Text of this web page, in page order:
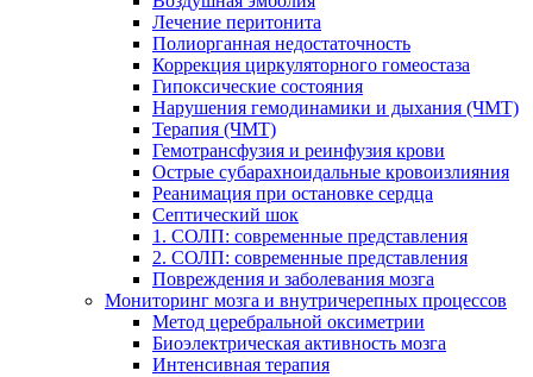
Лечение перитонита
Полиорганная недостаточность
Коррекция циркуляторного гомеостаза
Гипоксические состояния
Нарушения гемодинамики и дыхания (ЧМТ)
Терапия (ЧМТ)
Гемотрансфузия и реинфузия крови
Острые субарахноидальные кровоизлияния
Реанимация при остановке сердца
Септический шок
1. СОЛП: современные представления
2. СОЛП: современные представления
Повреждения и заболевания мозга
Мониторинг мозга и внутричерепных процессов
Метод церебральной оксиметрии
Биоэлектрическая активность мозга
Интенсивная терапия